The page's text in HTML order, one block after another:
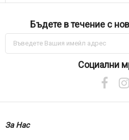
Бъдете в течение с
Абонирай
за
Социални
За Нас